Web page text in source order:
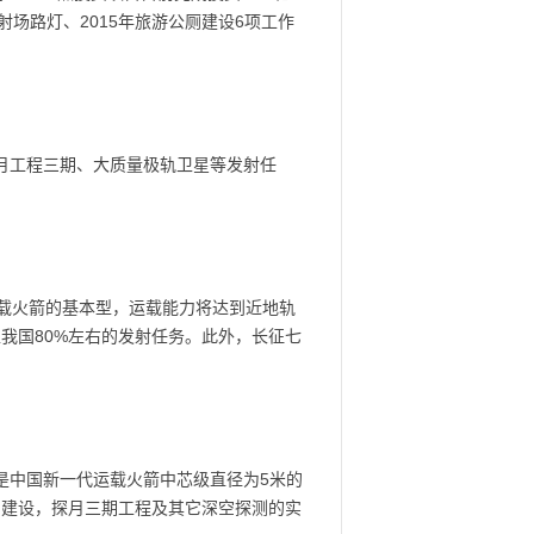
场路灯、2015年旅游公厕建设6项工作
工程三期、大质量极轨卫星等发射任
火箭的基本型，运载能力将达到近地轨
国80%左右的发射任务。此外，长征七
中国新一代运载火箭中芯级直径为5米的
设，探月三期工程及其它深空探测的实